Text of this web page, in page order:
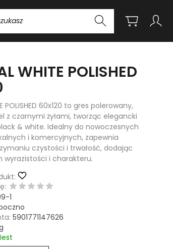
WHITE POLISHED
POLISHED 60x120 to gres polerowany,
z czarnymi żyłami, tworząc elegancki
& white. Idealny do nowoczesnych
i komercyjnych, zapewnia
czystości i trwałość, dodając
wyrazistości i charakteru.
1
5901771147626